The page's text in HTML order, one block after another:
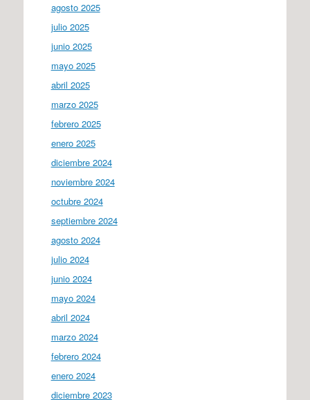
agosto 2025
julio 2025
junio 2025
mayo 2025
abril 2025
marzo 2025
febrero 2025
enero 2025
diciembre 2024
noviembre 2024
octubre 2024
septiembre 2024
agosto 2024
julio 2024
junio 2024
mayo 2024
abril 2024
marzo 2024
febrero 2024
enero 2024
diciembre 2023